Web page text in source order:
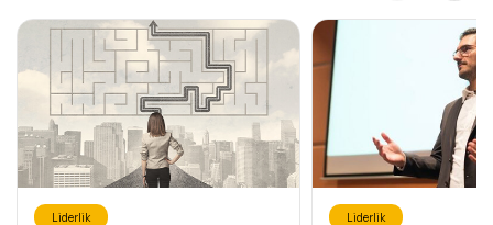
Liderlik Liderlik